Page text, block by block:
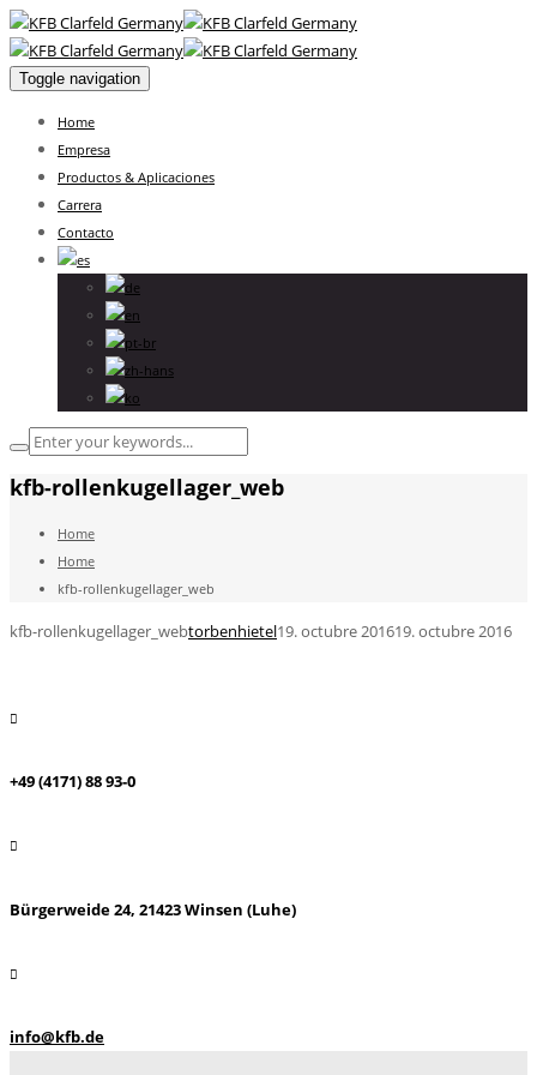
Toggle navigation
Home
Empresa
Productos & Aplicaciones
Carrera
Contacto
kfb-rollenkugellager_web
Home
Home
kfb-rollenkugellager_web
kfb-rollenkugellager_webtorbenhietel19. octubre 201619. octubre 2016
+49 (4171) 88 93-0
Bürgerweide 24, 21423 Winsen (Luhe)
info@kfb.de